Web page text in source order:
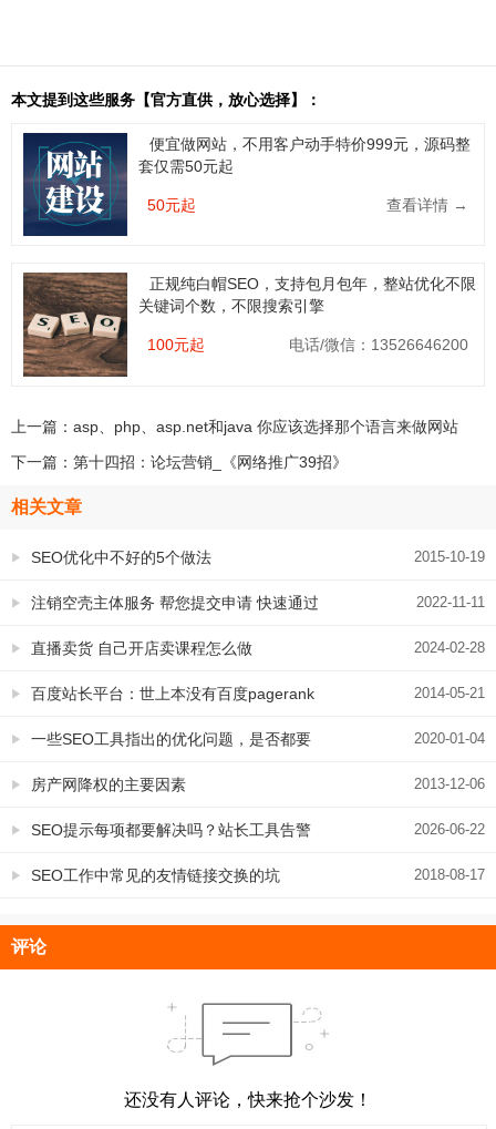
本文提到这些服务【官方直供，放心选择】：
便宜做网站，不用客户动手特价999元，源码整
套仅需50元起
50元起 查看详情 →
正规纯白帽SEO，支持包月包年，整站优化不限
关键词个数，不限搜索引擎
100元起 电话/微信：13526646200
上一篇： asp、php、asp.net和java 你应该选择那个语言来做网站
下一篇： 第十四招：论坛营销_《网络推广39招》
相关文章
2015-10-19
SEO优化中不好的5个做法
2022-11-11
注销空壳主体服务 帮您提交申请 快速通过
2024-02-28
直播卖货 自己开店卖课程怎么做
2014-05-21
百度站长平台：世上本没有百度pagerank
和权重 2020-01-04
一些SEO工具指出的优化问题，是否都要
进行整改 2013-12-06
房产网降权的主要因素
2026-06-22
SEO提示每项都要解决吗？站长工具告警
处理建议 2018-08-17
SEO工作中常见的友情链接交换的坑
评论
还没有人评论，快来抢个沙发！